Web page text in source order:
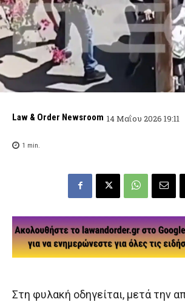
Law & Order Newsroom 14 Μαΐου 2026 19:11
1 min.
Στη φυλακή οδηγείται, μετά την